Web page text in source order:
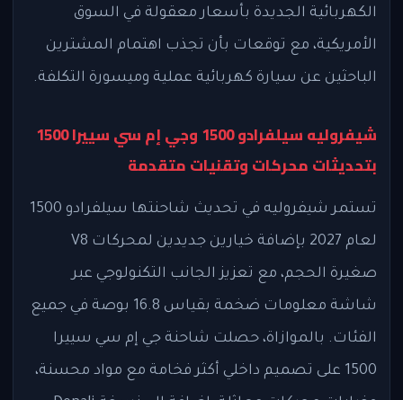
الكهربائية الجديدة بأسعار معقولة في السوق
الأمريكية، مع توقعات بأن تجذب اهتمام المشترين
الباحثين عن سيارة كهربائية عملية وميسورة التكلفة.
شيفروليه سيلفرادو 1500 وجي إم سي سييرا 1500
بتحديثات محركات وتقنيات متقدمة
تستمر شيفروليه في تحديث شاحنتها سيلفرادو 1500
لعام 2027 بإضافة خيارين جديدين لمحركات V8
صغيرة الحجم، مع تعزيز الجانب التكنولوجي عبر
شاشة معلومات ضخمة بقياس 16.8 بوصة في جميع
الفئات. بالموازاة، حصلت شاحنة جي إم سي سييرا
1500 على تصميم داخلي أكثر فخامة مع مواد محسنة،